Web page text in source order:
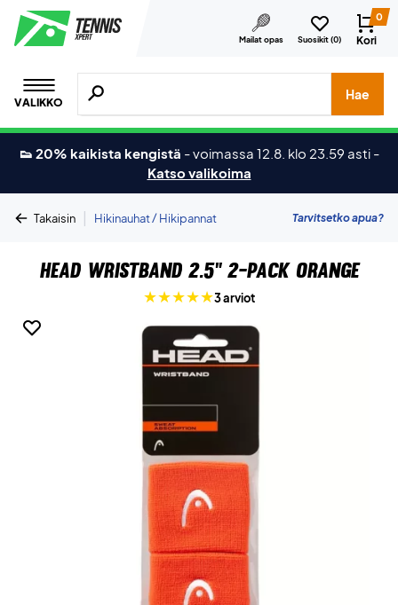
Mailat opas Suosikit (0)
0
Kori
VALIKKO
Hae tuotteita, merkkejä jne.
Hae
👟 20% kaikista kengistä -voimassa 12.8. klo 23.59 asti -
Katso valikoima
Takaisin | Hikinauhat / Hikipannat Tarvitsetko apua?
Head Wristband 2.5" 2-Pack Orange
3 arviot